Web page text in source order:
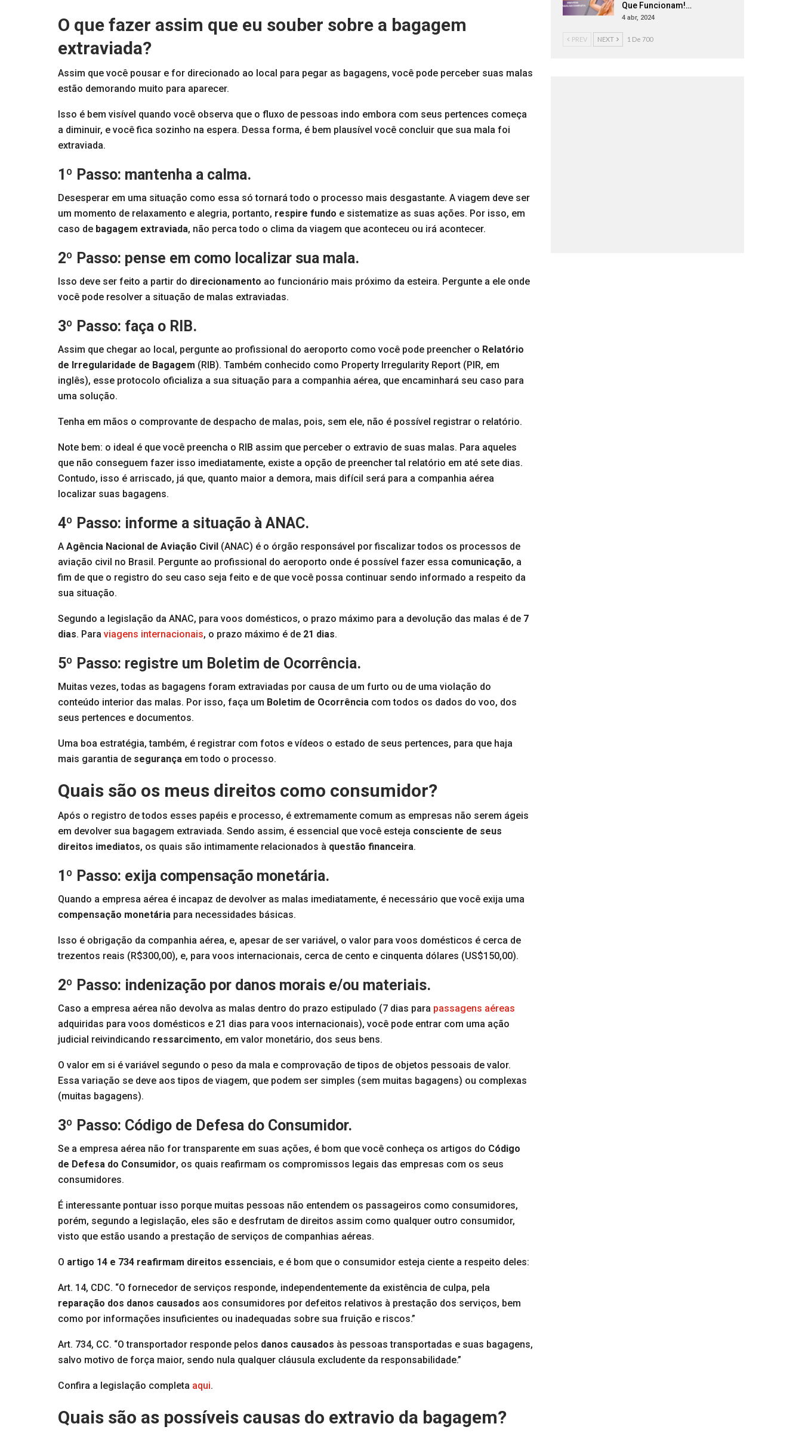
O que fazer assim que eu souber sobre a bagagem
extraviada?
Assim que você pousar e for direcionado ao local para pegar as bagagens, você pode perceber suas malas
estão demorando muito para aparecer.
Isso é bem visível quando você observa que o fluxo de pessoas indo embora com seus pertences começa
a diminuir, e você fica sozinho na espera. Dessa forma, é bem plausível você concluir que sua mala foi
extraviada.
1º Passo: mantenha a calma.
Desesperar em uma situação como essa só tornará todo o processo mais desgastante. A viagem deve ser
um momento de relaxamento e alegria, portanto, respire fundo e sistematize as suas ações. Por isso, em
caso de bagagem extraviada, não perca todo o clima da viagem que aconteceu ou irá acontecer.
2º Passo: pense em como localizar sua mala.
Isso deve ser feito a partir do direcionamento ao funcionário mais próximo da esteira. Pergunte a ele onde
você pode resolver a situação de malas extraviadas.
3º Passo: faça o RIB.
Assim que chegar ao local, pergunte ao profissional do aeroporto como você pode preencher o Relatório
de Irregularidade de Bagagem (RIB). Também conhecido como Property Irregularity Report (PIR, em
inglês), esse protocolo oficializa a sua situação para a companhia aérea, que encaminhará seu caso para
uma solução.
Tenha em mãos o comprovante de despacho de malas, pois, sem ele, não é possível registrar o relatório.
Note bem: o ideal é que você preencha o RIB assim que perceber o extravio de suas malas. Para aqueles
que não conseguem fazer isso imediatamente, existe a opção de preencher tal relatório em até sete dias.
Contudo, isso é arriscado, já que, quanto maior a demora, mais difícil será para a companhia aérea
localizar suas bagagens.
4º Passo: informe a situação à ANAC.
A Agência Nacional de Aviação Civil (ANAC) é o órgão responsável por fiscalizar todos os processos de
aviação civil no Brasil. Pergunte ao profissional do aeroporto onde é possível fazer essa comunicação, a
fim de que o registro do seu caso seja feito e de que você possa continuar sendo informado a respeito da
sua situação.
Segundo a legislação da ANAC, para voos domésticos, o prazo máximo para a devolução das malas é de 7
dias. Para viagens internacionais, o prazo máximo é de 21 dias.
5º Passo: registre um Boletim de Ocorrência.
Muitas vezes, todas as bagagens foram extraviadas por causa de um furto ou de uma violação do
conteúdo interior das malas. Por isso, faça um Boletim de Ocorrência com todos os dados do voo, dos
seus pertences e documentos.
Uma boa estratégia, também, é registrar com fotos e vídeos o estado de seus pertences, para que haja
mais garantia de segurança em todo o processo.
Quais são os meus direitos como consumidor?
Após o registro de todos esses papéis e processo, é extremamente comum as empresas não serem ágeis
em devolver sua bagagem extraviada. Sendo assim, é essencial que você esteja consciente de seus
direitos imediatos, os quais são intimamente relacionados à questão financeira.
1º Passo: exija compensação monetária.
Quando a empresa aérea é incapaz de devolver as malas imediatamente, é necessário que você exija uma
compensação monetária para necessidades básicas.
Isso é obrigação da companhia aérea, e, apesar de ser variável, o valor para voos domésticos é cerca de
trezentos reais (R$300,00), e, para voos internacionais, cerca de cento e cinquenta dólares (US$150,00).
2º Passo: indenização por danos morais e/ou materiais.
Caso a empresa aérea não devolva as malas dentro do prazo estipulado (7 dias para passagens aéreas
adquiridas para voos domésticos e 21 dias para voos internacionais), você pode entrar com uma ação
judicial reivindicando ressarcimento, em valor monetário, dos seus bens.
O valor em si é variável segundo o peso da mala e comprovação de tipos de objetos pessoais de valor.
Essa variação se deve aos tipos de viagem, que podem ser simples (sem muitas bagagens) ou complexas
(muitas bagagens).
3º Passo: Código de Defesa do Consumidor.
Se a empresa aérea não for transparente em suas ações, é bom que você conheça os artigos do Código
de Defesa do Consumidor, os quais reafirmam os compromissos legais das empresas com os seus
consumidores.
É interessante pontuar isso porque muitas pessoas não entendem os passageiros como consumidores,
porém, segundo a legislação, eles são e desfrutam de direitos assim como qualquer outro consumidor,
visto que estão usando a prestação de serviços de companhias aéreas.
O artigo 14 e 734 reafirmam direitos essenciais, e é bom que o consumidor esteja ciente a respeito deles:
Art. 14, CDC. “O fornecedor de serviços responde, independentemente da existência de culpa, pela
reparação dos danos causados aos consumidores por defeitos relativos à prestação dos serviços, bem
como por informações insuficientes ou inadequadas sobre sua fruição e riscos.”
Art. 734, CC. “O transportador responde pelos danos causados às pessoas transportadas e suas bagagens,
salvo motivo de força maior, sendo nula qualquer cláusula excludente da responsabilidade.”
Confira a legislação completa aqui.
Quais são as possíveis causas do extravio da bagagem?
Que Funcionam!…
4 abr, 2024
PREV NEXT 1 De 700